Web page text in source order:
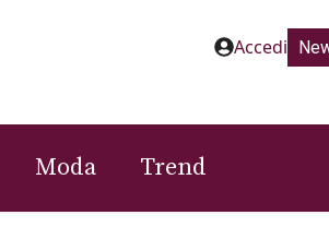
Accedi
Moda Trend